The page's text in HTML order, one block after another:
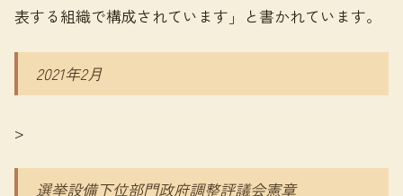
表する組織で構成されています」と書かれています。
2021年2月
>
選挙設備下位部門政府調整評議会憲章